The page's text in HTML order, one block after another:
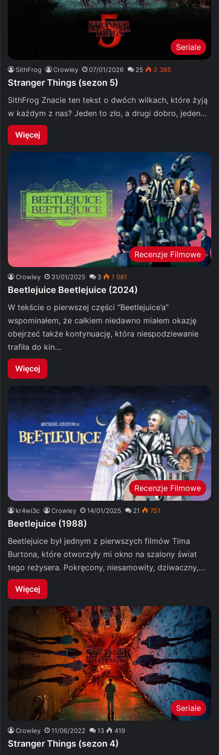
Seriale
SithFrog Crowley 07/01/2026 25 2 385
Stranger Things (sezon 5)
SithFrog Znacie ten tekst o dwóch wilkach, które żyją
w każdym z nas? Jeden to zło, a drugi dobro, jeden…
Więcej
Recenzje Filmowe
Crowley 31/01/2025 3 1 081
Beetlejuice Beetlejuice (2024)
W tekście o pierwszej części “Beetlejuice’a”
wspominałem, że całkiem niedawno miałem okazję
obejrzeć także kontynuację, która niespodziewanie
trafiła do kin…
Więcej
Recenzje Filmowe
kr4wi3c Crowley 14/01/2025 21 751
Beetlejuice (1988)
Beetlejuice był jednym z pierwszych filmów Tima
Burtona, które otworzyły mi okno na szalony świat
tego reżysera. Pokręcony, niesamowity, dziwaczny,…
Więcej
Seriale
Crowley 11/06/2022 13 419
Stranger Things (sezon 4)